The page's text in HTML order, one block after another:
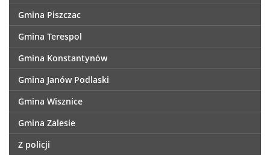
Gmina Piszczac
Gmina Terespol
Gmina Konstantynów
Gmina Janów Podlaski
Gmina Wisznice
Gmina Zalesie
Z policji